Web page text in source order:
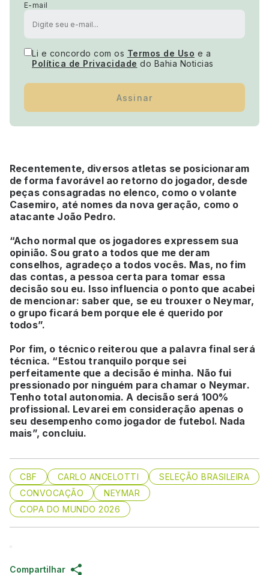
E-mail
Li e concordo com os Termos de Uso e a
Política de Privacidade do Bahia Noticias
Assinar
Recentemente, diversos atletas se posicionaram
de forma favorável ao retorno do jogador, desde
peças consagradas no elenco, como o volante
Casemiro, até nomes da nova geração, como o
atacante João Pedro.
“Acho normal que os jogadores expressem sua
opinião. Sou grato a todos que me deram
conselhos, agradeço a todos vocês. Mas, no fim
das contas, a pessoa certa para tomar essa
decisão sou eu. Isso influencia o ponto que acabei
de mencionar: saber que, se eu trouxer o Neymar,
o grupo ficará bem porque ele é querido por
todos”.
Por fim, o técnico reiterou que a palavra final será
técnica. “Estou tranquilo porque sei
perfeitamente que a decisão é minha. Não fui
pressionado por ninguém para chamar o Neymar.
Tenho total autonomia. A decisão será 100%
profissional. Levarei em consideração apenas o
seu desempenho como jogador de futebol. Nada
mais”, concluiu.
CBF CARLO ANCELOTTI
SELEÇÃO BRASILEIRA
CONVOCAÇÃO
NEYMAR
COPA DO MUNDO 2026
Compartilhar